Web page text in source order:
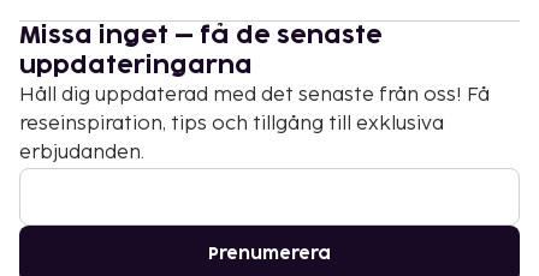
Missa inget – få de senaste
uppdateringarna
Håll dig uppdaterad med det senaste från oss! Få
reseinspiration, tips och tillgång till exklusiva
erbjudanden.
Prenumerera